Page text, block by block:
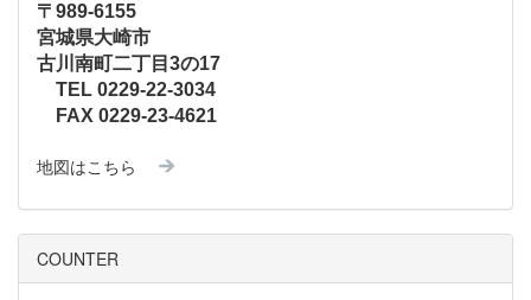
〒989-6155
宮城県大崎市
古川南町二丁目3の17
TEL 0229-22-3034
FAX 0229-23-4621
地図はこちら
COUNTER